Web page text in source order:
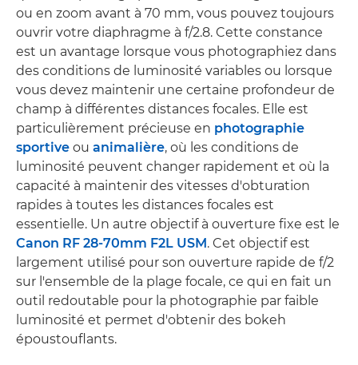
ou en zoom avant à 70 mm, vous pouvez toujours
ouvrir votre diaphragme à f/2.8. Cette constance
est un avantage lorsque vous photographiez dans
des conditions de luminosité variables ou lorsque
vous devez maintenir une certaine profondeur de
champ à différentes distances focales. Elle est
particulièrement précieuse en photographie
sportive ou animalière, où les conditions de
luminosité peuvent changer rapidement et où la
capacité à maintenir des vitesses d'obturation
rapides à toutes les distances focales est
essentielle. Un autre objectif à ouverture fixe est le
Canon RF 28-70mm F2L USM. Cet objectif est
largement utilisé pour son ouverture rapide de f/2
sur l'ensemble de la plage focale, ce qui en fait un
outil redoutable pour la photographie par faible
luminosité et permet d'obtenir des bokeh
époustouflants.